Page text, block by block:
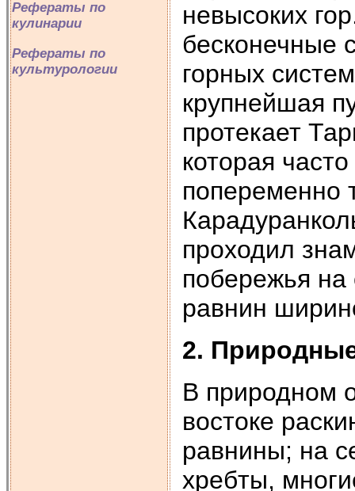
Рефераты по
кулинарии
Рефераты по
культурологии
невысоких
бесконечные
горных
крупнейшая
протекает
которая
попеременно
проходил
побережья на
равнин
2.
В природном
востоке
равнины; на
хребты,